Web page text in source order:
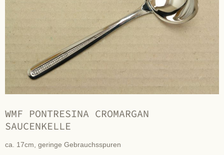
WMF PONTRESINA CROMARGAN
SAUCENKELLE
ca. 17cm, geringe Gebrauchsspuren